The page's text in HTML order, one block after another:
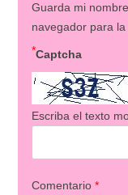
Guarda mi
navegador para
Captcha
*
Escriba el texto
Comentario *